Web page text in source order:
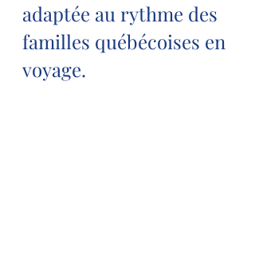
adaptée au rythme des
familles québécoises en
voyage.